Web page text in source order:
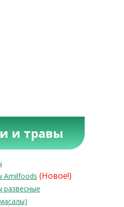
и травы
Amilfoods (Новое!)
развесные